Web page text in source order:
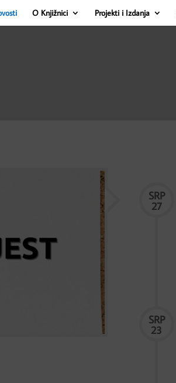
O Knjižnici Projekti i Izdanja
SRP
27
SRP
23